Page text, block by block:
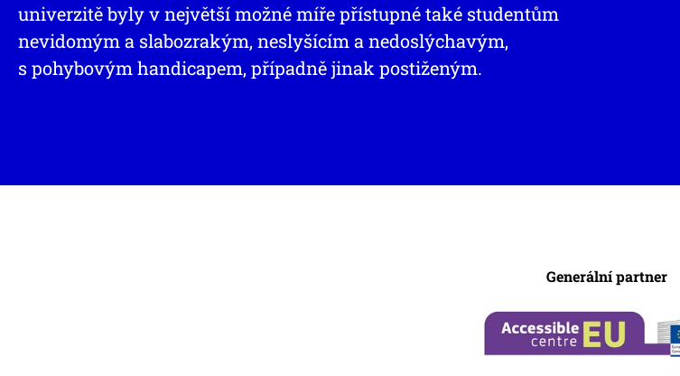
univerzitě byly v největší možné míře přístupné také studentům
nevidomým a slabozrakým, neslyšícím a nedoslýchavým,
s pohybovým handicapem, případně jinak postiženým.
Generální partner